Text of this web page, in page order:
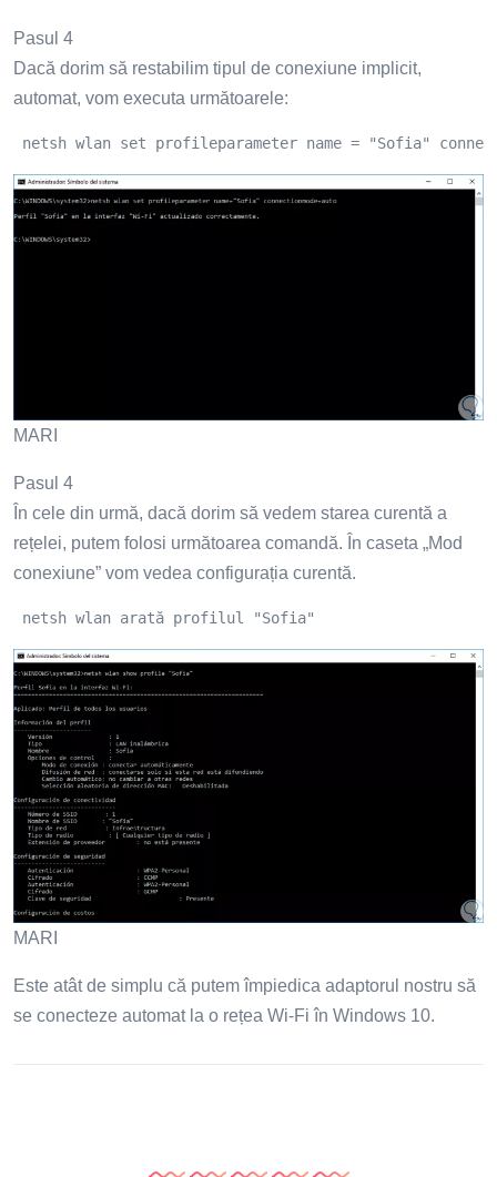
Pasul 4
Dacă dorim să restabilim tipul de conexiune implicit,
automat, vom executa următoarele:
netsh wlan set profileparameter name = "Sofia"
MARI
Pasul 4
În cele din urmă, dacă dorim să vedem starea curentă a
rețelei, putem folosi următoarea comandă. În caseta „Mod
conexiune” vom vedea configurația curentă.
netsh wlan arată profilul "Sofia"
MARI
Este atât de simplu că putem împiedica adaptorul nostru să
se conecteze automat la o rețea Wi-Fi în Windows 10.